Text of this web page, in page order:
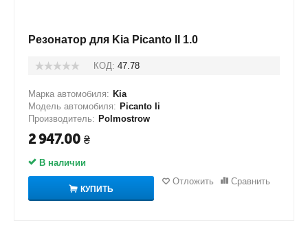
Резонатор для Kia Picanto II 1.0
КОД: 47.78
Марка автомобиля: Kia
Модель автомобиля: Picanto Ii
Производитель: Polmostrow
2 947.00 ₴
В наличии
КУПИТЬ
Отложить Сравнить